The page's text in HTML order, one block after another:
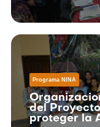
Programa NINA
del
proteger la